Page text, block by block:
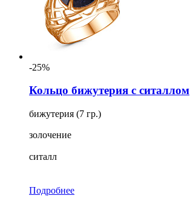
-25%
Кольцо бижутерия с ситаллом
бижутерия (7 гр.)
золочение
ситалл
Подробнее